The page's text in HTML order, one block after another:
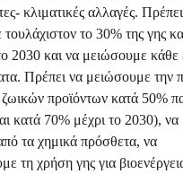
κλιματικές αλλαγές.
το 30% της γης
2030 και να μειώσουμε κάθε
Πρέπει να μειώσουμε την
προϊόντων κατά 50%
κατά 70% μέχρι το 2030), να
τα χημικά πρόσθετα, να
τη χρήση γης για